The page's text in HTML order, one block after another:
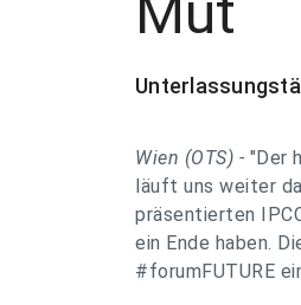
Mut
Wien (OTS) - "Der
läuft uns weiter
präsentierten
ein Ende haben.
#forumFUTURE